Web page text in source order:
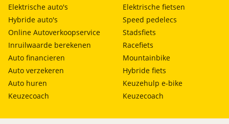
Elektrische auto's
Hybride auto's
Online Autoverkoopservice
Inruilwaarde berekenen
Auto financieren
Auto verzekeren
Auto huren
Keuzecoach
Elektrische fietsen
Speed pedelecs
Stadsfiets
Racefiets
Mountainbike
Hybride fiets
Keuzehulp e-bike
Keuzecoach